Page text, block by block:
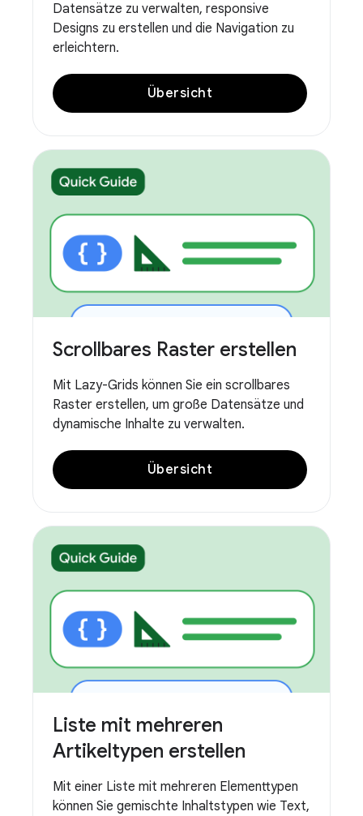
Datensätze zu verwalten, responsive
Designs zu erstellen und die Navigation zu
erleichtern.
Übersicht
Scrollbares Raster erstellen
Mit Lazy-Grids können Sie ein scrollbares
Raster erstellen, um große Datensätze und
dynamische Inhalte zu verwalten.
Übersicht
Liste mit mehreren
Artikeltypen erstellen
Mit einer Liste mit mehreren Elementtypen
können Sie gemischte Inhaltstypen wie Text,